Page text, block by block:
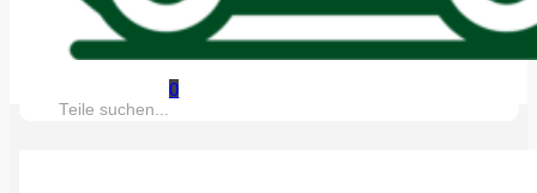
0
Suche: